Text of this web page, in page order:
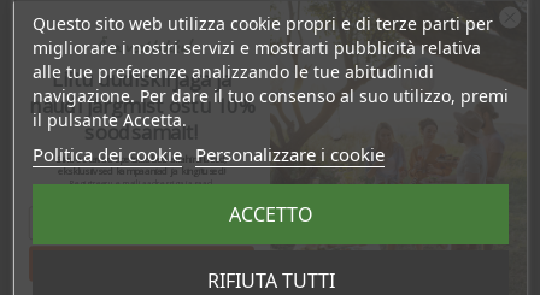
dell'uso, immergere in acqua o liquido (succo, latte), per 10 minuti.
Si consiglia di non superare la dose di 15g di semi al giorno.
Valori nutrizionali per 100g
Energia 1832kJ/444kcal
Grassi 31,4g
-di cui zuccheri 0,8g
Questo sito web utilizza cookie propri e di terze parti per
migliorare i nostri servizi e mostrarti pubblicità relativa
alle tue preferenze analizzando le tue abitudinidi
navigazione. Per dare il tuo consenso al suo utilizzo, premi
il pulsante Accetta.
Politica dei cookie Personalizzare i cookie
RIFIUTA TUTTI
ACCETTO
Ära veel lahku!
Liitu uudiskirjaga ja
naudi järgmist ostu 10%
soodsamalt!
Sind ootavad spetsiaalsed allahindlused,
eksklusiivsed kampaaniad ja kingitused!
Registreeru e-maili aadressiga ja saad